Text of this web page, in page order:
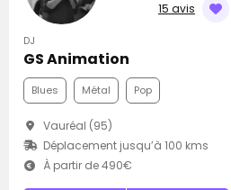
15 avis
DJ
GS Animation
Blues Métal Pop
Vauréal (95)
Déplacement jusqu’à 100 kms
À partir de 490€